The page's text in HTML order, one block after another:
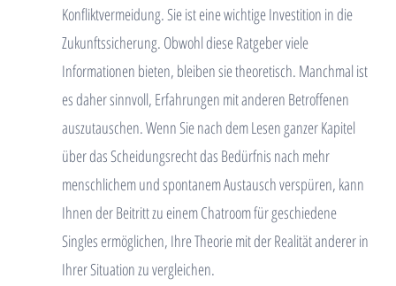
Konfliktvermeidung. Sie ist eine wichtige Investition in die
Zukunftssicherung. Obwohl diese Ratgeber viele
Informationen bieten, bleiben sie theoretisch. Manchmal ist
es daher sinnvoll, Erfahrungen mit anderen Betroffenen
auszutauschen. Wenn Sie nach dem Lesen ganzer Kapitel
über das Scheidungsrecht das Bedürfnis nach mehr
menschlichem und spontanem Austausch verspüren, kann
Ihnen der Beitritt zu einem Chatroom für geschiedene
Singles ermöglichen, Ihre Theorie mit der Realität anderer in
Ihrer Situation zu vergleichen.